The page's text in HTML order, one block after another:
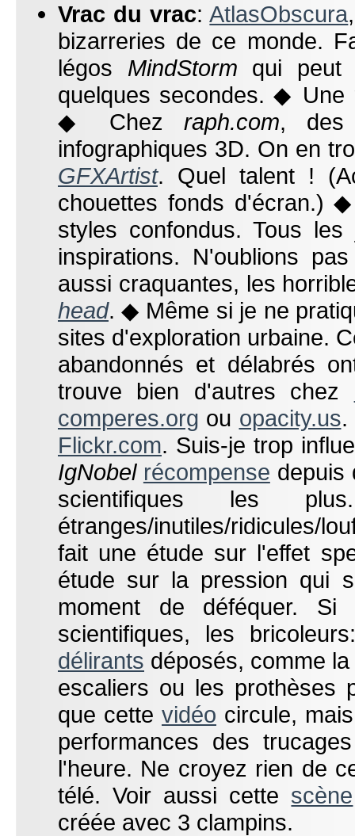
Vrac du vrac:AtlasObscura
bizarreries de ce monde.
légos MindStorm qui peut
quelques secondes. ◆
◆ Chez raph.com,
infographiques 3D. On en
GFXArtist. Quel talent !
chouettes fonds d'écran.)
styles confondus. Tous
inspirations. N'oublions
aussi craquantes, les
head. ◆ Même si je ne
sites d'exploration urbaine.
abandonnés et délabrés
trouve bien d'autres chez
comperes.org ou opacity.us.
Flickr.com. Suis-je trop
IgNobel récompense depuis
scientifiques les
étranges/inutiles/ridicules/
fait une étude sur l'effet
étude sur la pression qui
moment de déféquer.
scientifiques, les
délirants déposés, comme
escaliers ou les prothèses
que cette vidéo circule,
performances des
l'heure. Ne croyez rien de
télé. Voir aussi cette scène
créée avec 3 clampins.